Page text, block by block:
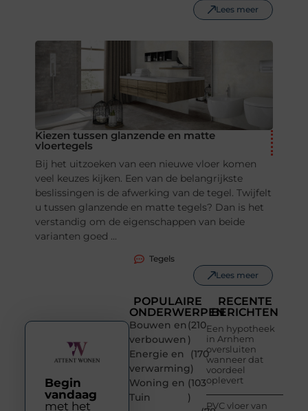
Lees meer
Kiezen tussen glanzende en matte
vloertegels
Bij het uitzoeken van een nieuwe vloer komen
veel keuzes kijken. Een van de belangrijkste
beslissingen is de afwerking van de tegel. Twijfelt
u tussen glanzende en matte tegels? Dan is het
verstandig om de eigenschappen van beide
varianten goed ...
Tegels
Lees meer
POPULAIRE
ONDERWERPEN
Bouwen en
verbouwen
(210
)
Energie en
verwarming
(170
)
Woning en
Tuin
(103
)
RECENTE
BERICHTEN
Een hypotheek
in Arnhem
oversluiten
wanneer dat
voordeel
oplevert
PVC vloer van
Begin
vandaag
met het